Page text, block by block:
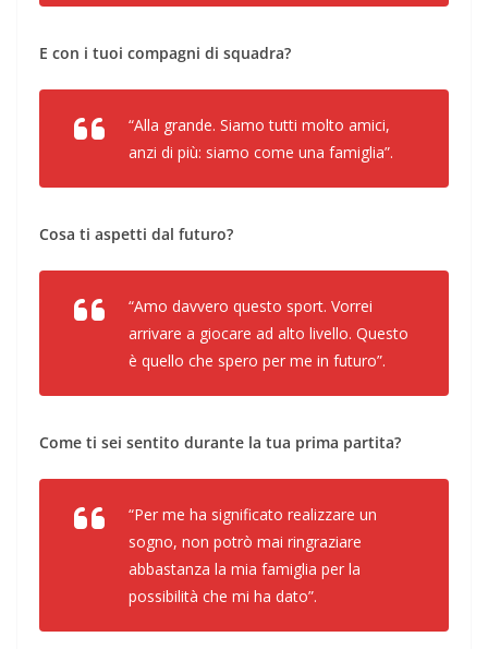
E con i tuoi compagni di squadra?
“Alla grande. Siamo tutti molto amici,
anzi di più: siamo come una famiglia”.
Cosa ti aspetti dal futuro?
“Amo davvero questo sport. Vorrei
arrivare a giocare ad alto livello. Questo
è quello che spero per me in futuro”.
Come ti sei sentito durante la tua prima partita?
“Per me ha significato realizzare un
sogno, non potrò mai ringraziare
abbastanza la mia famiglia per la
possibilità che mi ha dato”.